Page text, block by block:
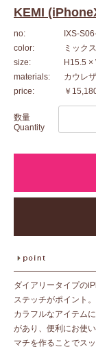
KEMI
no:
IXS-
color:
ミックス
size:
H15.5 ×
materials:
カウレ
price:
￥
数量
Quantity
ダイアリータイプの
ステッチがポイント
カラフルなアイテム
があり、便利にお使
マチを作ることでス